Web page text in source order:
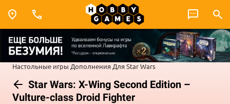
Настольные игры Дополнения Для Star Wars
Star Wars: X-Wing Second Edition –
Vulture-class Droid Fighter